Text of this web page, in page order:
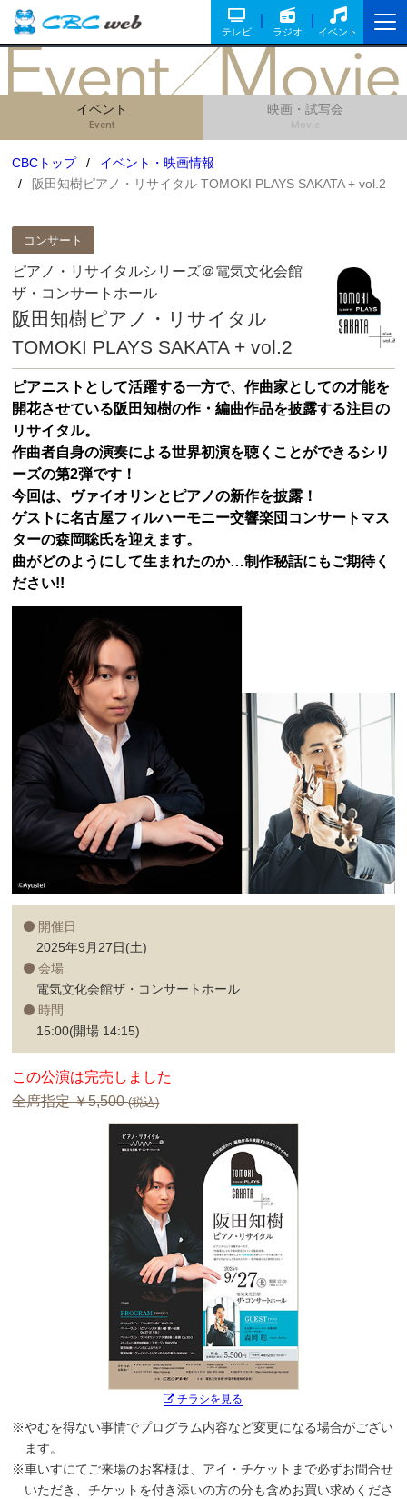
テレビ ラジオ イベント
イベント
Event
映画・試写会
CBCトップ
イベント・映画情報
阪田知樹ピアノ・リサイタル TOMOKI PLAYS SAKATA + vol.2
コンサート
ピアノ・リサイタルシリーズ＠電気文化会館
ザ・コンサートホール
阪田知樹ピアノ・リサイタル
TOMOKI PLAYS SAKATA + vol.2
ピアニストとして活躍する一方で、作曲家としての才能を
開花させている阪田知樹の作・編曲作品を披露する注目の
リサイタル。
作曲者自身の演奏による世界初演を聴くことができるシリ
ーズの第2弾です！
今回は、ヴァイオリンとピアノの新作を披露！
ゲストに名古屋フィルハーモニー交響楽団コンサートマス
ターの森岡聡氏を迎えます。
曲がどのようにして生まれたのか…制作秘話にもご期待く
ださい!!
開催日
2025年9月27日(土)
会場
電気文化会館ザ・コンサートホール
時間
15:00(開場 14:15)
この公演は完売しました
全席指定 ￥5,500(税込)
チラシを見る
※やむを得ない事情でプログラム内容など変更になる場合がござい
ます。
※車いすにてご来場のお客様は、アイ・チケットまで必ずお問合せ
いただき、チケットを付き添いの方の分も含めお買い求めくださ